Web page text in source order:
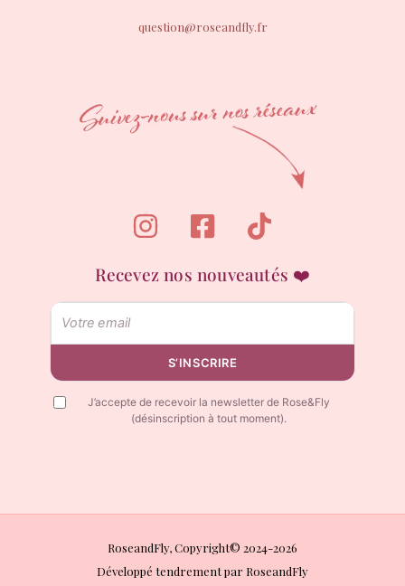
question@roseandfly.fr
Recevez nos nouveautés ❤️
Email
S’INSCRIRE
J’accepte de recevoir la newsletter de Rose&Fly
(désinscription à tout moment).
RoseandFly, Copyright© 2024-2026
Développé tendrement par RoseandFly